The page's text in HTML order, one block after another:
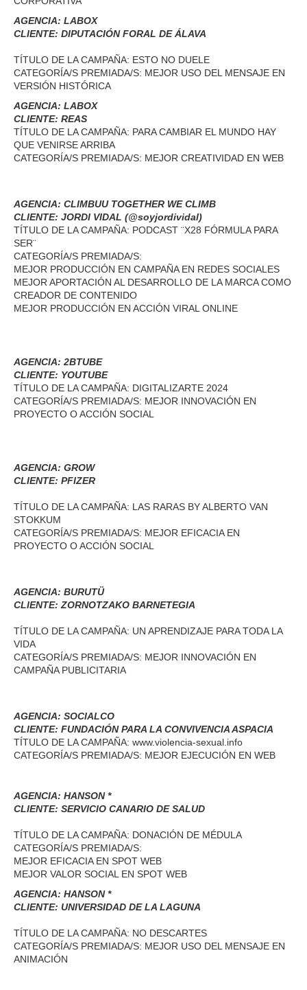
AGENCIA: LABOX
CLIENTE: DIPUTACIÓN FORAL DE ÁLAVA
TÍTULO DE LA CAMPAÑA: ESTO NO DUELE
CATEGORÍA/S PREMIADA/S: MEJOR USO DEL MENSAJE EN
VERSIÓN HISTÓRICA
AGENCIA: LABOX
CLIENTE: REAS
TÍTULO DE LA CAMPAÑA: PARA CAMBIAR EL MUNDO HAY
QUE VENIRSE ARRIBA
CATEGORÍA/S PREMIADA/S: MEJOR CREATIVIDAD EN WEB
AGENCIA: CLIMBUU TOGETHER WE CLIMB
CLIENTE: JORDI VIDAL (@soyjordividal)
TÍTULO DE LA CAMPAÑA: PODCAST ¨X28 FÓRMULA PARA
SER¨
CATEGORÍA/S PREMIADA/S:
MEJOR PRODUCCIÓN EN CAMPAÑA EN REDES SOCIALES
MEJOR APORTACIÓN AL DESARROLLO DE LA MARCA COMO
CREADOR DE CONTENIDO
MEJOR PRODUCCIÓN EN ACCIÓN VIRAL ONLINE
AGENCIA: 2BTUBE
CLIENTE: YOUTUBE
TÍTULO DE LA CAMPAÑA: DIGITALIZARTE 2024
CATEGORÍA/S PREMIADA/S: MEJOR INNOVACIÓN EN
PROYECTO O ACCIÓN SOCIAL
AGENCIA: GROW
CLIENTE: PFIZER
TÍTULO DE LA CAMPAÑA: LAS RARAS BY ALBERTO VAN
STOKKUM
CATEGORÍA/S PREMIADA/S: MEJOR EFICACIA EN
PROYECTO O ACCIÓN SOCIAL
AGENCIA: BURUTÜ
CLIENTE: ZORNOTZAKO BARNETEGIA
TÍTULO DE LA CAMPAÑA: UN APRENDIZAJE PARA TODA LA
VIDA
CATEGORÍA/S PREMIADA/S: MEJOR INNOVACIÓN EN
CAMPAÑA PUBLICITARIA
AGENCIA: SOCIALCO
CLIENTE: FUNDACIÓN PARA LA CONVIVENCIA ASPACIA
TÍTULO DE LA CAMPAÑA: www.violencia-sexual.info
CATEGORÍA/S PREMIADA/S: MEJOR EJECUCIÓN EN WEB
AGENCIA: HANSON *
CLIENTE: SERVICIO CANARIO DE SALUD
TÍTULO DE LA CAMPAÑA: DONACIÓN DE MÉDULA
CATEGORÍA/S PREMIADA/S:
MEJOR EFICACIA EN SPOT WEB
MEJOR VALOR SOCIAL EN SPOT WEB
AGENCIA: HANSON *
CLIENTE: UNIVERSIDAD DE LA LAGUNA
TÍTULO DE LA CAMPAÑA: NO DESCARTES
CATEGORÍA/S PREMIADA/S: MEJOR USO DEL MENSAJE EN
ANIMACIÓN